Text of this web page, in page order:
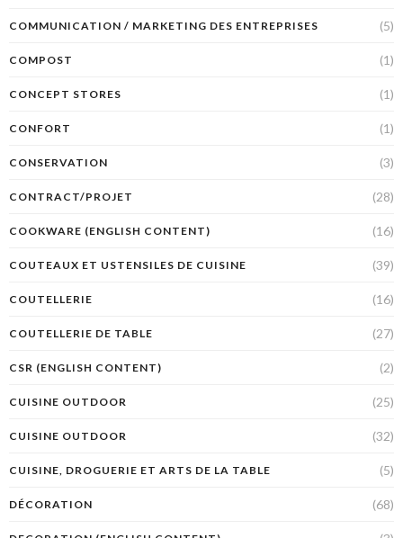
COMMUNICATION / MARKETING DES ENTREPRISES (5)
COMPOST (1)
CONCEPT STORES (1)
CONFORT (1)
CONSERVATION (3)
CONTRACT/PROJET (28)
COOKWARE (ENGLISH CONTENT) (16)
COUTEAUX ET USTENSILES DE CUISINE (39)
COUTELLERIE (16)
COUTELLERIE DE TABLE (27)
CSR (ENGLISH CONTENT) (2)
CUISINE OUTDOOR (25)
CUISINE OUTDOOR (32)
CUISINE, DROGUERIE ET ARTS DE LA TABLE (5)
DÉCORATION (68)